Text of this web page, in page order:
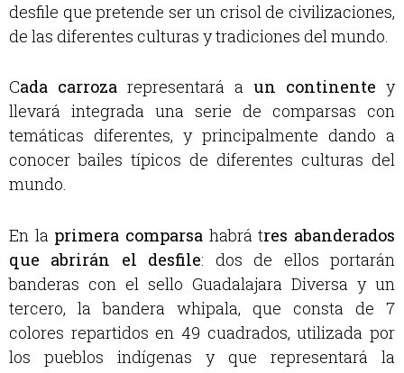
desfile que pretende ser un crisol de civilizaciones,
de las diferentes culturas y tradiciones del mundo.
Cada carroza representará a un continente y
llevará integrada una serie de comparsas con
temáticas diferentes, y principalmente dando a
conocer bailes típicos de diferentes culturas del
mundo.
En la primera comparsa habrá tres abanderados
que abrirán el desfile: dos de ellos portarán
banderas con el sello Guadalajara Diversa y un
tercero, la bandera whipala, que consta de 7
colores repartidos en 49 cuadrados, utilizada por
los pueblos indígenas y que representará la